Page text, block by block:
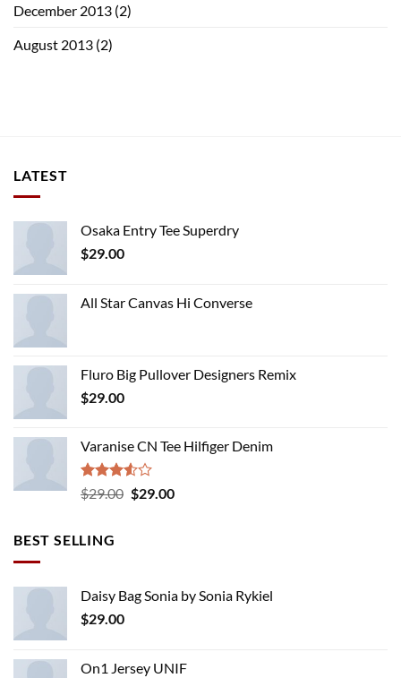
December 2013 (2)
August 2013 (2)
LATEST
Osaka Entry Tee Superdry
$29.00
All Star Canvas Hi Converse
Fluro Big Pullover Designers Remix
$29.00
Varanise CN Tee Hilfiger Denim
Rated
3.50
$29.00 Original
$29.00Current
BEST SELLING
Daisy Bag Sonia by Sonia Rykiel
$29.00
On1 Jersey UNIF